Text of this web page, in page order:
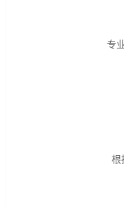
专
根